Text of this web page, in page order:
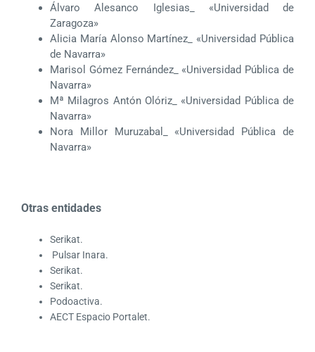
Álvaro Alesanco Iglesias_ «Universidad de
Zaragoza»
Alicia María Alonso Martínez_ «Universidad Pública
de Navarra»
Marisol Gómez Fernández_ «Universidad Pública de
Navarra»
Mª Milagros Antón Olóriz_ «Universidad Pública de
Navarra»
Nora Millor Muruzabal_ «Universidad Pública de
Navarra»
Otras entidades
Serikat.
Pulsar Inara.
Serikat.
Serikat.
Podoactiva.
AECT Espacio Portalet.